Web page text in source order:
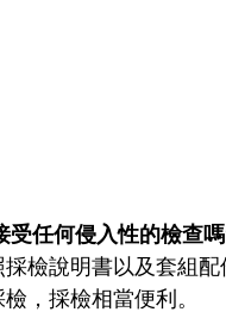
受任何侵入性的檢查
檢說明書以及套組
，採檢相當便利。